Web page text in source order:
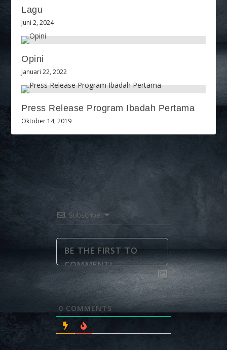
Lagu
Juni 2, 2024
Opini
Januari 22, 2022
Press Release Program Ibadah Pertama
Oktober 14, 2019
Subscribe
0 COMMENTS